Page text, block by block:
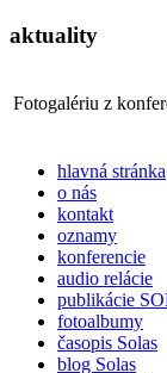
aktuality
Fotogalériu z
hlavná stránka
o nás
kontakt
oznamy
konferencie
audio relácie
publikácie
fotoalbumy
časopis Solas
blog Solas